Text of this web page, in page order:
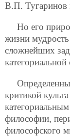
В.П. Тугаринов
Но его
жизни
сложнейших
критикой
философии,
философского